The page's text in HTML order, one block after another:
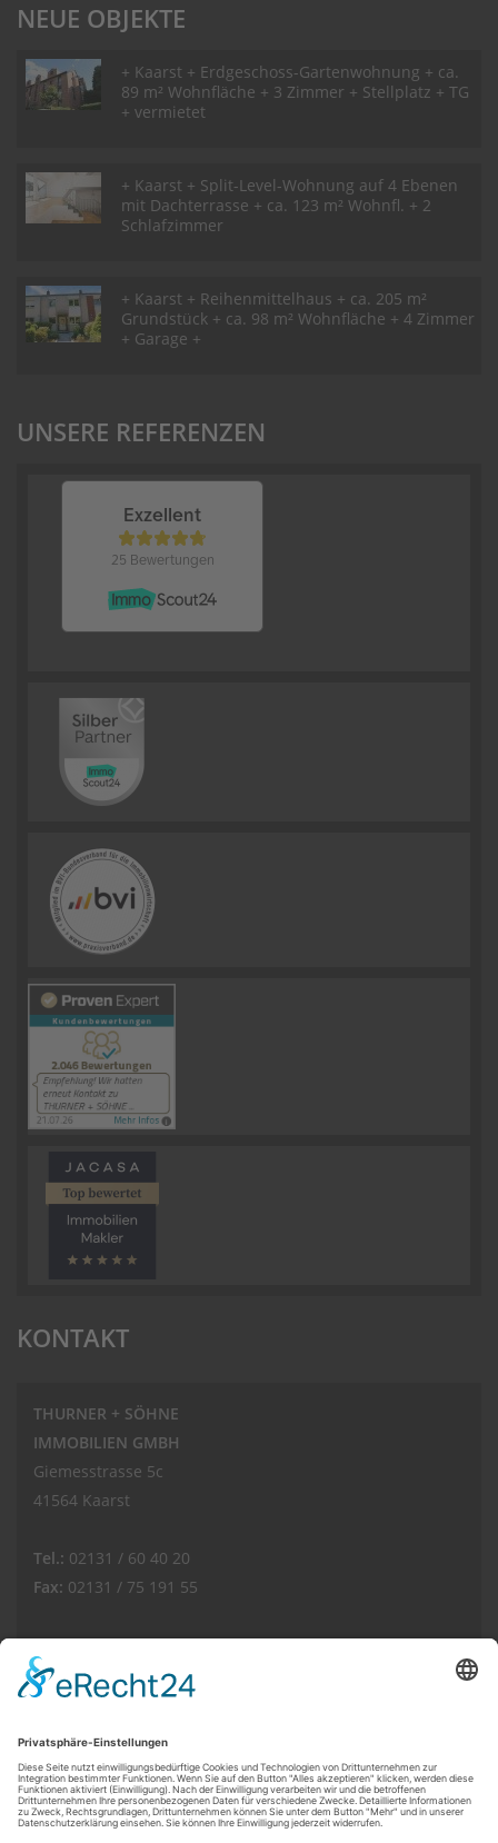
NEUE OBJEKTE
+ Kaarst + Erdgeschoss-Gartenwohnung + ca.
89 m² Wohnfläche + 3 Zimmer + Stellplatz + TG
+ vermietet
+ Kaarst + Split-Level-Wohnung auf 4 Ebenen
mit Dachterrasse + ca. 123 m² Wohnfl. + 2
Schlafzimmer
+ Kaarst + Reihenmittelhaus + ca. 205 m²
Grundstück + ca. 98 m² Wohnfläche + 4 Zimmer
+ Garage +
UNSERE REFERENZEN
KONTAKT
THURNER + SÖHNE
IMMOBILIEN GMBH
Giemesstrasse 5c
41564 Kaarst
Tel.: 02131 / 60 40 20
Fax: 02131 / 75 191 55
E-Mail:
info(at)thurnerimmobilien.de
Web:
© THURNER + SÖHNE IMMOBILIEN GMBH
Kundenbewertungen und Erfahrungen zu
THURNER + SÖHNE Immobilien GmbH
SEHR GUT